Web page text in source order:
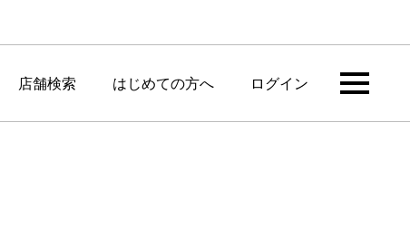
店舗検索 はじめての方へ ログイン